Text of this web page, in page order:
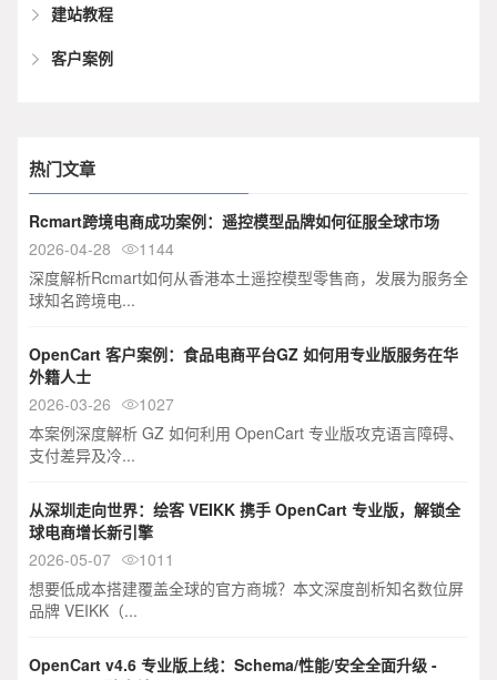
建站教程
客户案例
热门文章
Rcmart跨境电商成功案例：遥控模型品牌如何征服全球市场
2026-04-28
1144
深度解析Rcmart如何从香港本土遥控模型零售商，发展为服务全
球知名跨境电...
OpenCart 客户案例：食品电商平台GZ 如何用专业版服务在华
外籍人士
2026-03-26
1027
本案例深度解析 GZ 如何利用 OpenCart 专业版攻克语言障碍、
支付差异及冷...
从深圳走向世界：绘客 VEIKK 携手 OpenCart 专业版，解锁全
球电商增长新引擎
2026-05-07
1011
想要低成本搭建覆盖全球的官方商城？本文深度剖析知名数位屏
品牌 VEIKK（...
OpenCart v4.6 专业版上线：Schema/性能/安全全面升级 -